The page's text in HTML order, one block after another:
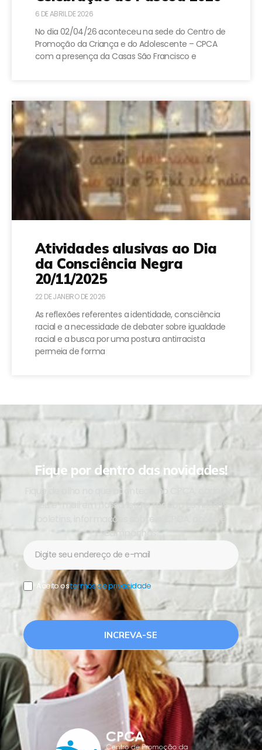
6 DE ABRIL DE 2026
No dia 02/04/26 aconteceu na sede do Centro de
Promoção da Criança e do Adolescente – CPCA
com a presença da Casas São Francisco e
Atividades alusivas ao Dia
da Consciência Negra
20/11/2025
22 DE JANEIRO DE 2026
As reflexões referentes a identidade, consciência
racial e a necessidade de debater sobre igualdade
racial e a busca por uma postura antirracista
permeia de forma
Fique por dentro das novidades!
Fique de olho no que acontece no CPCA, cadastre
seu e-mail em nossa lista e receba os nossos
boletins, informações sobre o CPCA, ações e
campanhas.
Aceito ostermos de privacidade.
INCREVA-SE